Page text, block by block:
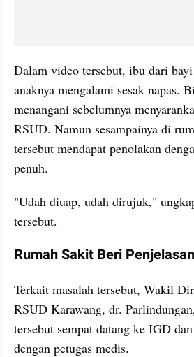
Dalam video tersebut, ibu dari
anaknya mengalami sesak napas.
menangani sebelumnya
RSUD. Namun sesampainya di
tersebut mendapat penolakan
penuh.
"Udah diuap, udah dirujuk,"
tersebut.
Rumah Sakit Beri Penjelasan
Terkait masalah tersebut, Wakil
RSUD Karawang, dr.
tersebut sempat datang ke IGD
dengan petugas medis.